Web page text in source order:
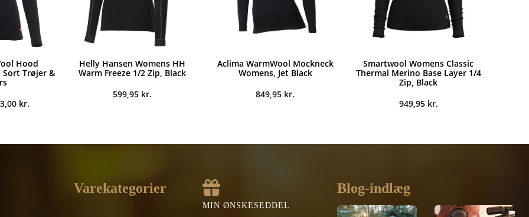
Hood
Sort Trøjer &
kr.
Helly Hansen Womens HH
Warm Freeze 1/2 Zip, Black
599,95 kr.
Aclima WarmWool Mockneck
Womens, Jet Black
849,95 kr.
Smartwool Womens Classic
Thermal Merino Base Layer 1/4
Zip, Black
949,95 kr.
Varekategorier
MIN ØNSKESEDDEL
Blog-indlæg